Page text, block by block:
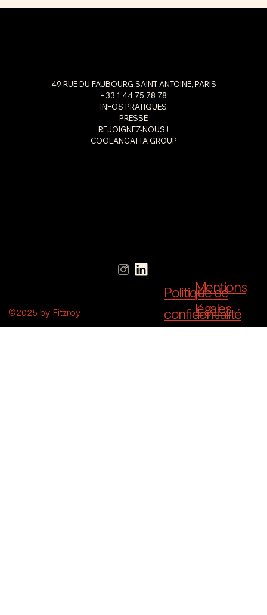
49 RUE DU FAUBOURG SAINT-ANTOINE, PARIS
+33 1 44 75 78 78
INFOS PRATIQUES
PRESSE
REJOIGNEZ-NOUS !
COOLANGATTA GROUP
Politique de
confidentialité
Mentions
légales
©2025 by Fitzroy